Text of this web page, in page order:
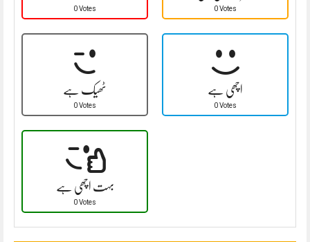
0 Votes 0 Votes
ٹھیک ہے
0 Votes
اچھی ہے
0 Votes
بہت اچھی ہے
0 Votes